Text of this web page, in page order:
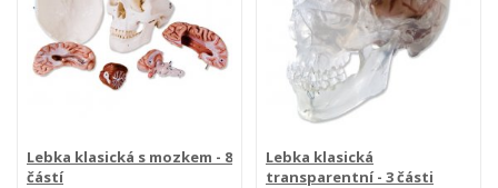
Lebka klasická s mozkem - 8
částí
Lebka klasická
transparentní - 3 části